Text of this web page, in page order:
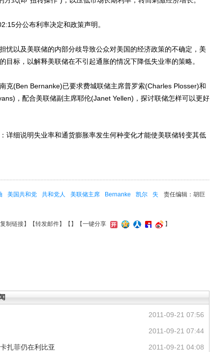
分公布利率决定和政策声明。
以及美联储的内部分歧导致公众对美国的经济政策的不确定，美
目标，以解释美联储在不引起通胀的情况下降低失业率的策略。
(Ben Bernanke)已要求费城联储主席普罗索(Charles Plosser)和
，配合美联储副主席耶伦(Janet Yellen)，探讨联储怎样可以更好
细说明失业率和通货膨胀率发生何种变化才能使美联储转变其低
责任编辑：胡巨
美国共和党 共和党人 美联储主席 Bernanke 凯尔
失
复制链接】【转发邮件】【 】 【一键分享 】
2011-09-21 07:56
2011-09-21 07:44
2011-09-21 04:08
扎菲仍在利比亚